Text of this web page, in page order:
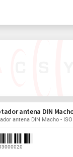
antena DIN
antena DIN Macho -